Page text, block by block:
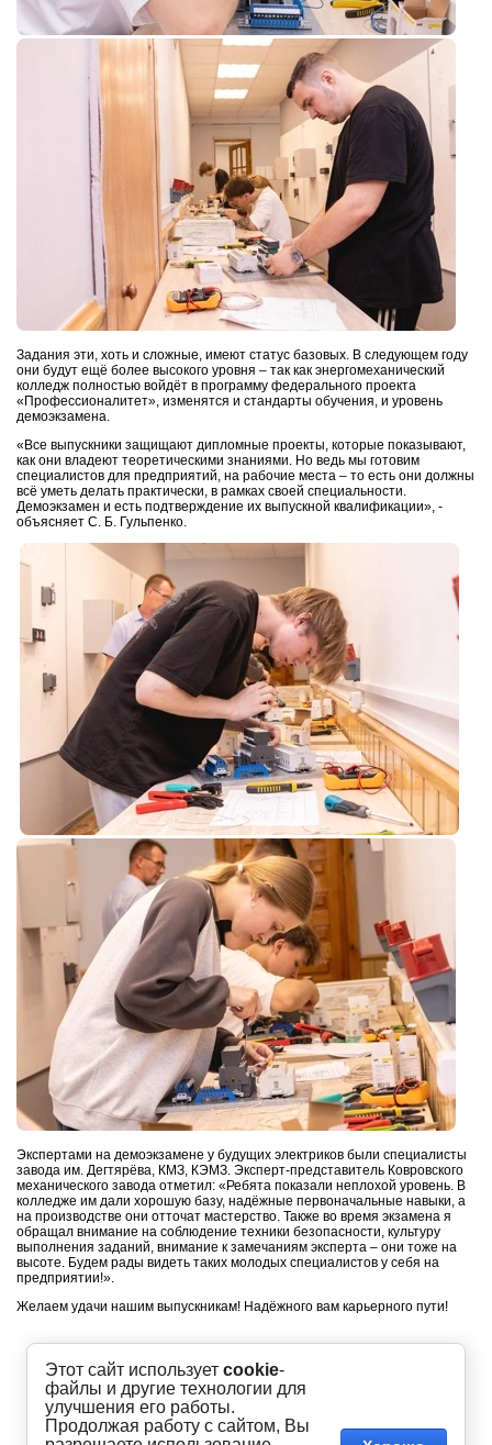
Задания эти, хоть и сложные, имеют статус базовых. В следующем году
они будут ещё более высокого уровня – так как энергомеханический
колледж полностью войдёт в программу федерального проекта
«Профессионалитет», изменятся и стандарты обучения, и уровень
демоэкзамена.
«Все выпускники защищают дипломные проекты, которые показывают,
как они владеют теоретическими знаниями. Но ведь мы готовим
специалистов для предприятий, на рабочие места – то есть они должны
всё уметь делать практически, в рамках своей специальности.
Демоэкзамен и есть подтверждение их выпускной квалификации», -
объясняет С. Б. Гульпенко.
Экспертами на демоэкзамене у будущих электриков были специалисты
завода им. Дегтярёва, КМЗ, КЭМЗ. Эксперт-представитель Ковровского
механического завода отметил: «Ребята показали неплохой уровень. В
колледже им дали хорошую базу, надёжные первоначальные навыки, а
на производстве они отточат мастерство. Также во время экзамена я
обращал внимание на соблюдение техники безопасности, культуру
выполнения заданий, внимание к замечаниям эксперта – они тоже на
высоте. Будем рады видеть таких молодых специалистов у себя на
предприятии!».
Желаем удачи нашим выпускникам! Надёжного вам карьерного пути!
Этот сайт использует cookie-
файлы и другие технологии для
улучшения его работы.
Продолжая работу с сайтом, Вы